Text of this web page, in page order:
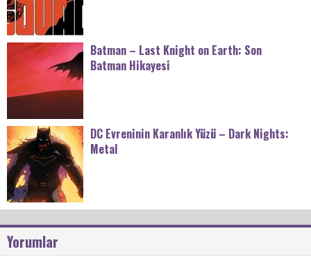
Batman – Last Knight on Earth: Son
Batman Hikayesi
DC Evreninin Karanlık Yüzü – Dark Nights:
Metal
Yorumlar